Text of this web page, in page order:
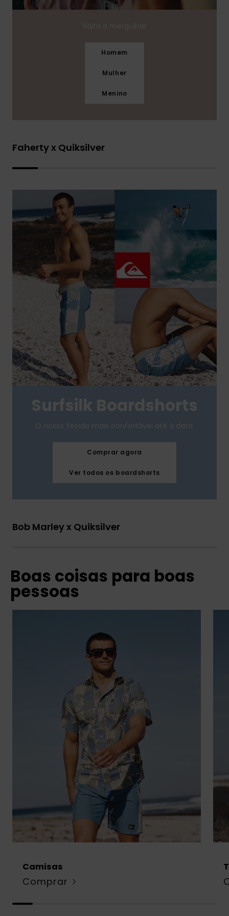
Homem
Mulher
Menino
Faherty x Quiksilver
Surfsilk Boardshorts
O nosso tecido mais confortável até à data.
Comprar agora
Ver todos os boardshorts
Bob Marley x Quiksilver
Boas coisas para boas
pessoas
Camisas
Comprar